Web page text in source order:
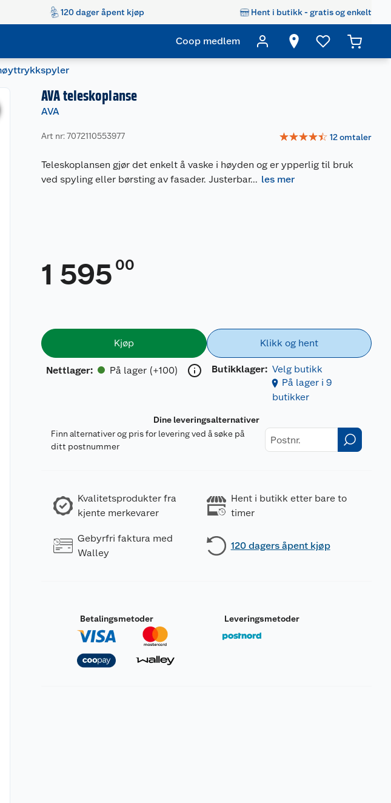
120 dager åpent kjøp Hent i butikk - gratis og enkelt
Coop medlem
AVA teleskoplanse
AVA
Art nr: 7072110553977 ☆☆☆☆☆ 12omtaler
Teleskoplansen gjør det enkelt å vaske i høyden og er ypperlig til bruk
ved spyling eller børsting av fasader. Justerbar... les mer
1 595 00
Kjøp
Nettlager: På lager (+100)
Klikk og hent
Butikklager: Velg butikk
På lager i 9
butikker
Dine leveringsalternativer
Finn alternativer og pris for levering ved å søke på
ditt postnummer
Kvalitetsprodukter fra
kjente merkevarer
Hent i butikk etter bare to
timer
Gebyrfri faktura med
Walley
120 dagers åpent kjøp
Betalingsmetoder Leveringsmetoder